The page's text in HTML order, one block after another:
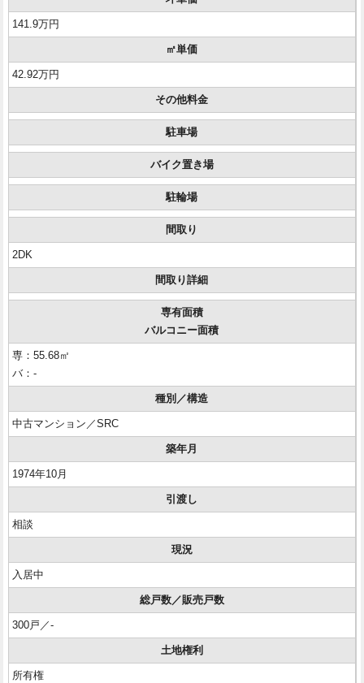
141.9万円
㎡単価
42.92万円
その他料金
駐車場
バイク置き場
駐輪場
間取り
2DK
間取り詳細
専有面積
バルコニー面積
専：55.68㎡
バ：-
種別／構造
中古マンション／SRC
築年月
1974年10月
引渡し
相談
現況
入居中
総戸数／販売戸数
300戸／-
土地権利
所有権